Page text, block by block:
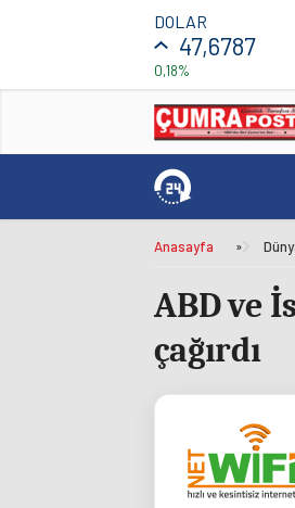
DOLAR
47,6787
0,18%
Anasayfa »
ABD ve
çağırdı